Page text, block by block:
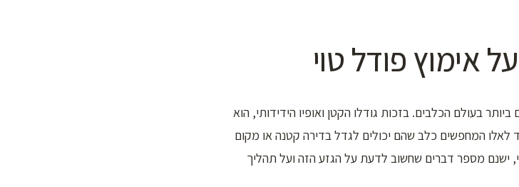
אימוץ פודל טוי
בעולם הכלבים. בזכות גודלו הקטן ואופיו הידידותי, הוא
לאלו המחפשים כלב שהם יכולים לגדל בדירה קטנה או מקום
ישנם מספר דברים שחשוב לדעת על הגזע הזה ועל תהליך